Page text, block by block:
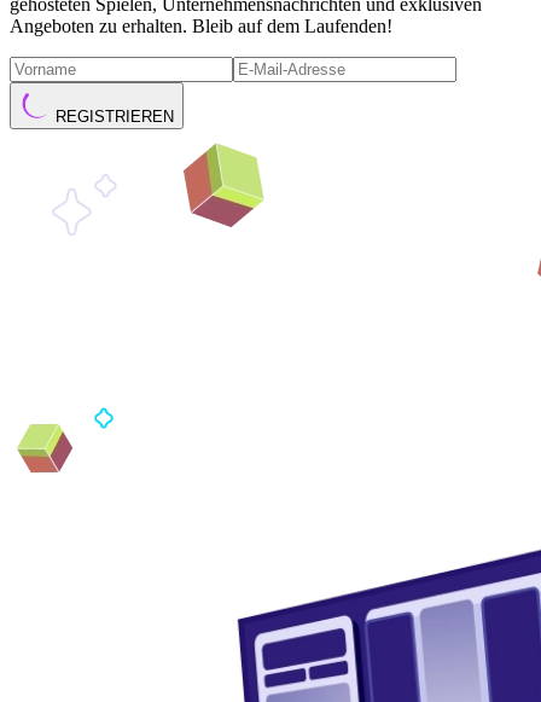
Angeboten zu erhalten. Bleib auf dem Laufenden!
REGISTRIEREN